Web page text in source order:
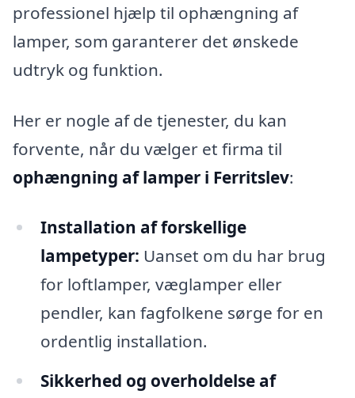
professionel hjælp til ophængning af
lamper, som garanterer det ønskede
udtryk og funktion.
Her er nogle af de tjenester, du kan
forvente, når du vælger et firma til
ophængning af lamper i Ferritslev:
Installation af forskellige
lampetyper: Uanset om du har brug
for loftlamper, væglamper eller
pendler, kan fagfolkene sørge for en
ordentlig installation.
Sikkerhed og overholdelse af